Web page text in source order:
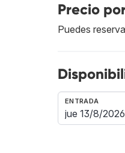
Precio
Puedes
ENTRADA